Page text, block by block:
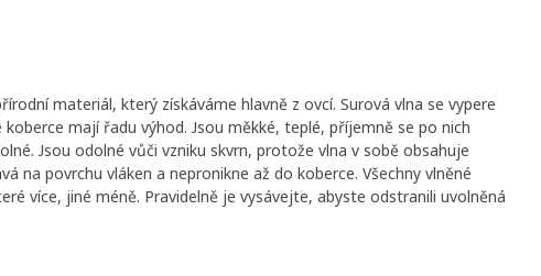
materiál, který získáváme hlavně z ovcí. Surová vlna se vypere
koberce mají řadu výhod. Jsou měkké, teplé, příjemně se po nich
Jsou odolné vůči vzniku skvrn, protože vlna v sobě obsahuje
na povrchu vláken a nepronikne až do koberce. Všechny vlněné
více, jiné méně. Pravidelně je vysávejte, abyste odstranili uvolněná